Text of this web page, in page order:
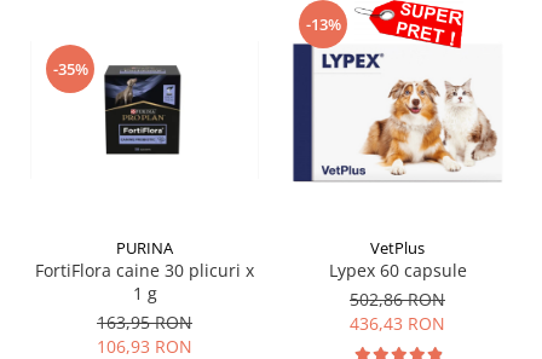
-35%
PURINA
FortiFlora caine 30 plicuri x
1 g
163,95 RON
106,93 RON
-13%
VetPlus
Lypex 60 capsule
502,86 RON
436,43 RON